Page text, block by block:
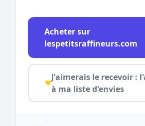
Acheter sur
lespetitsraffineurs.com
J'aimerais le recevoir :
à ma liste d'envies